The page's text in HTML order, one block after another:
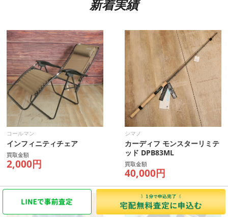
新着実績
コールマン
インフィニティチェア
買取金額
2,000円
シマノ
カーディフ モンスターリミテ
ッド DPB83ML
買取金額
40,000円